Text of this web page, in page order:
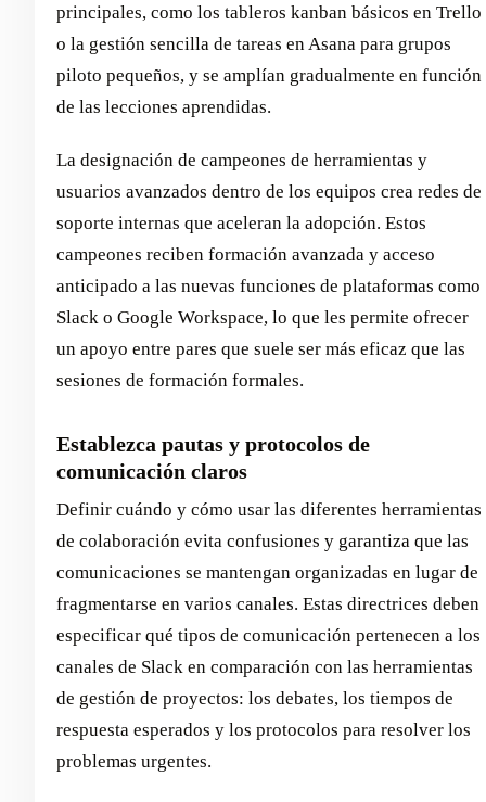
principales, como los tableros kanban básicos en Trello
o la gestión sencilla de tareas en Asana para grupos
piloto pequeños, y se amplían gradualmente en función
de las lecciones aprendidas.
La designación de campeones de herramientas y
usuarios avanzados dentro de los equipos crea redes de
soporte internas que aceleran la adopción. Estos
campeones reciben formación avanzada y acceso
anticipado a las nuevas funciones de plataformas como
Slack o Google Workspace, lo que les permite ofrecer
un apoyo entre pares que suele ser más eficaz que las
sesiones de formación formales.
Establezca pautas y protocolos de
comunicación claros
Definir cuándo y cómo usar las diferentes herramientas
de colaboración evita confusiones y garantiza que las
comunicaciones se mantengan organizadas en lugar de
fragmentarse en varios canales. Estas directrices deben
especificar qué tipos de comunicación pertenecen a los
canales de Slack en comparación con las herramientas
de gestión de proyectos: los debates, los tiempos de
respuesta esperados y los protocolos para resolver los
problemas urgentes.